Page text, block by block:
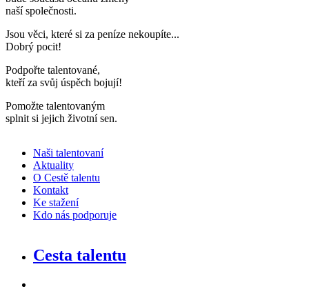
naší společnosti.
Jsou věci, které si za peníze nekoupíte...
Dobrý pocit!
Podpořte talentované,
kteří za svůj úspěch bojují!
Pomožte talentovaným
splnit si jejich životní sen.
Naši talentovaní
Aktuality
O Cestě talentu
Kontakt
Ke stažení
Kdo nás podporuje
Cesta talentu